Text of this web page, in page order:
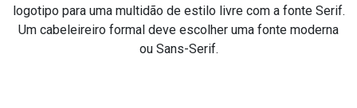
logotipo para uma multidão de estilo livre com a fonte Serif.
Um cabeleireiro formal deve escolher uma fonte moderna
ou Sans-Serif.